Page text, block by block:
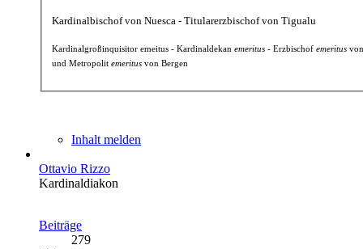
Kardinalbischof von Nuesca - Titularerzbischof von Tigualu
Kardinalgroßinquisitor emeitus - Kardinaldekan emeritus - Erzbischof emeritus
und Metropolit emeritus von Bergen
Inhalt melden
Ottavio Rizzo
Kardinaldiakon
Beiträge
279